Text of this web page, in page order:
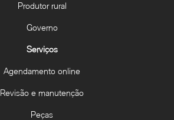
Produtor rural
Governo
Serviços
Agendamento online
Revisão e manutenção
Peças